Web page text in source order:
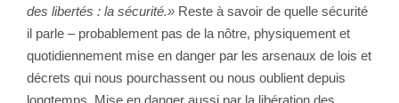
des libertés : la sécurité.» Reste à savoir de quelle sécurité
il parle – probablement pas de la nôtre, physiquement et
quotidiennement mise en danger par les arsenaux de lois et
décrets qui nous pourchassent ou nous oublient depuis
longtemps. Mise en danger aussi par la libération des